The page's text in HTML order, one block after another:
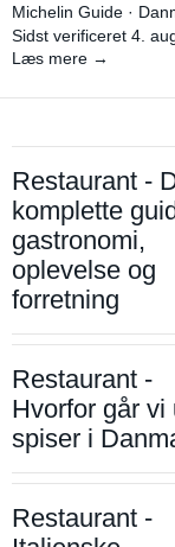
Michelin Guide ·
Sidst verificeret 4.
Læs mere →
Restaurant -
komplette
gastronomi,
oplevelse og
forretning
Restaurant -
Hvorfor går vi
spiser i
Restaurant -